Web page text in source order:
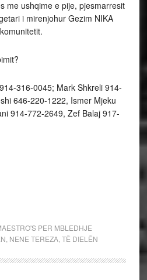
me ushqime e pije, pjesmarresit
i mirenjohur Gezim NIKA
316-0045; Mark Shkreli 914-
646-220-1222, Ismer Mjeku
914-772-2649, Zef Balaj 917-
PER MBLEDHJE
NENE TEREZA, TË DIELËN